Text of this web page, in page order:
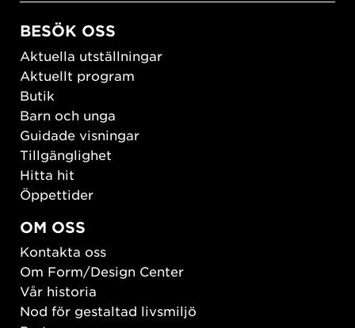
BESÖK OSS
Aktuella utställningar
Aktuellt program
Butik
Barn och unga
Guidade visningar
Tillgänglighet
Hitta hit
Öppettider
OM OSS
Kontakta oss
Om Form/Design Center
Vår historia
Nod för gestaltad livsmiljö